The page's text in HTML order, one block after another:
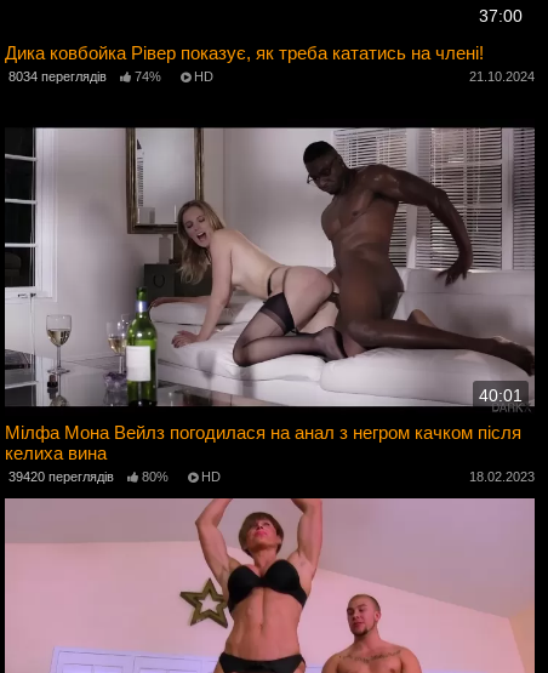
37:00
Дика ковбойка Рівер показує, як треба кататись на члені!
8034 переглядів 74% HD 21.10.2024
40:01
Мілфа Мона Вейлз погодилася на анал з негром качком після
келиха вина
39420 переглядів 80% HD 18.02.2023